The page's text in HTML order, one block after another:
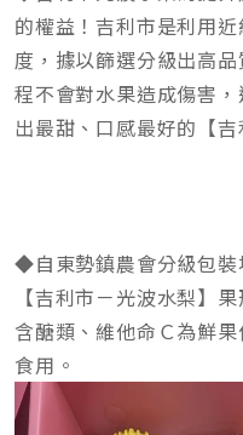
的權益！吉利市是利用
度，據以篩選分級出高
程不會對水果造成傷害
出最甜、口感最好的【吉
◆自東勢鎮農會分級包裝
【吉利市－光波水梨】
含醣類、維他命Ｃ為鮮
食用。